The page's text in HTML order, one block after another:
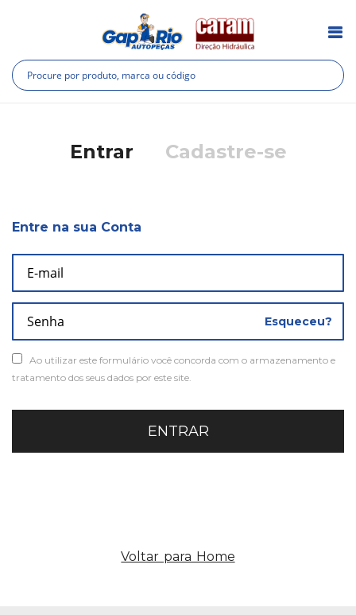
Pesquisa
Entrar Cadastre-se
Entre na sua Conta
Esqueceu?
Ao utilizar este formulário você concorda com o armazenamento e
tratamento dos seus dados por este site.
ENTRAR
Voltar para Home